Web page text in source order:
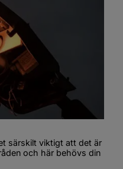
särskilt viktigt att det är
och här behövs din